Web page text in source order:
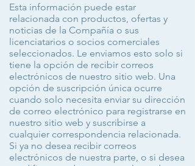
Esta información puede estar
relacionada con productos, ofertas y
noticias de la Compañía o sus
licenciatarios o socios comerciales
seleccionados. Le enviamos esto solo si
tiene la opción de recibir correos
electrónicos de nuestro sitio web. Una
opción de suscripción única ocurre
cuando solo necesita enviar su dirección
de correo electrónico para registrarse en
nuestro sitio web y suscribirse a
cualquier correspondencia relacionada.
Si ya no desea recibir correos
electrónicos de nuestra parte, o si desea